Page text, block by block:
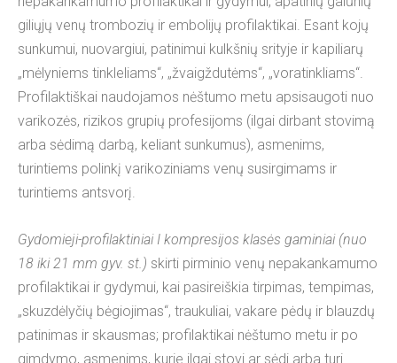
giliųjų venų trombozių ir embolijų profilaktikai. Esant kojų
sunkumui, nuovargiui, patinimui kulkšnių srityje ir kapiliarų
„mėlyniems tinkleliams“, „žvaigždutėms“, „voratinkliams“.
Profilaktiškai naudojamos nėštumo metu apsisaugoti nuo
varikozės, rizikos grupių profesijoms (ilgai dirbant stovimą
arba sėdimą darbą, keliant sunkumus), asmenims,
turintiems polinkį varikoziniams venų susirgimams ir
turintiems antsvorį.
Gydomieji-profilaktiniai I kompresijos klasės gaminiai (nuo
18 iki 21 mm gyv. st.) skirti pirminio venų nepakankamumo
profilaktikai ir gydymui, kai pasireiškia tirpimas, tempimas,
„skuzdėlyčių bėgiojimas“, traukuliai, vakare pėdų ir blauzdų
patinimas ir skausmas; profilaktikai nėštumo metu ir po
gimdymo, asmenims, kurie ilgai stovi ar sėdi arba turi